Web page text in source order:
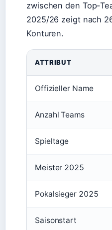
zwischen den Top-
2025/26 zeigt nach
Konturen.
ATTRIBUT
Offizieller Name
Anzahl Teams
Spieltage
Meister 2025
Pokalsieger 2025
Saisonstart